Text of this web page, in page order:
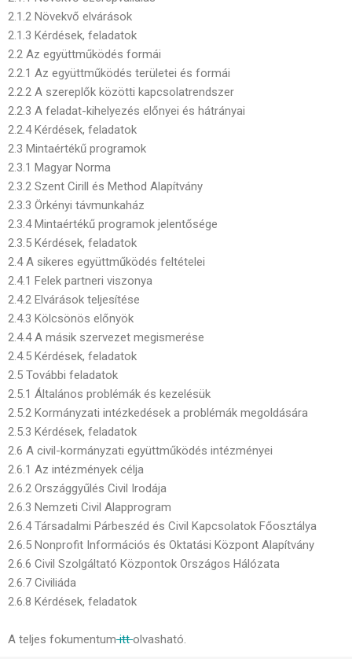
2.1.2 Növekvő elvárások
2.1.3 Kérdések, feladatok
2.2 Az együttműködés formái
2.2.1 Az együttműködés területei és formái
2.2.2 A szereplők közötti kapcsolatrendszer
2.2.3 A feladat-kihelyezés előnyei és hátrányai
2.2.4 Kérdések, feladatok
2.3 Mintaértékű programok
2.3.1 Magyar Norma
2.3.2 Szent Cirill és Method Alapítvány
2.3.3 Örkényi távmunkaház
2.3.4 Mintaértékű programok jelentősége
2.3.5 Kérdések, feladatok
2.4 A sikeres együttműködés feltételei
2.4.1 Felek partneri viszonya
2.4.2 Elvárások teljesítése
2.4.3 Kölcsönös előnyök
2.4.4 A másik szervezet megismerése
2.4.5 Kérdések, feladatok
2.5 További feladatok
2.5.1 Általános problémák és kezelésük
2.5.2 Kormányzati intézkedések a problémák megoldására
2.5.3 Kérdések, feladatok
2.6 A civil-kormányzati együttműködés intézményei
2.6.1 Az intézmények célja
2.6.2 Országgyűlés Civil Irodája
2.6.3 Nemzeti Civil Alapprogram
2.6.4 Társadalmi Párbeszéd és Civil Kapcsolatok Főosztálya
2.6.5 Nonprofit Információs és Oktatási Központ Alapítvány
2.6.6 Civil Szolgáltató Központok Országos Hálózata
2.6.7 Civiliáda
2.6.8 Kérdések, feladatok
A teljes fokumentumittolvasható.